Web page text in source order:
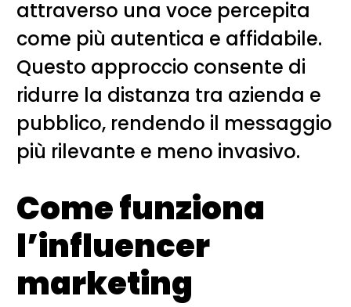
attraverso una voce percepita
come più autentica e affidabile.
Questo approccio consente di
ridurre la distanza tra azienda e
pubblico, rendendo il messaggio
più rilevante e meno invasivo.
Come funziona
l’influencer
marketing